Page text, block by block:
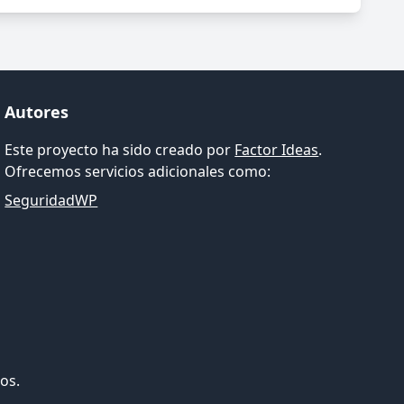
Autores
Este proyecto ha sido creado por Factor Ideas.
Ofrecemos servicios adicionales como:
SeguridadWP